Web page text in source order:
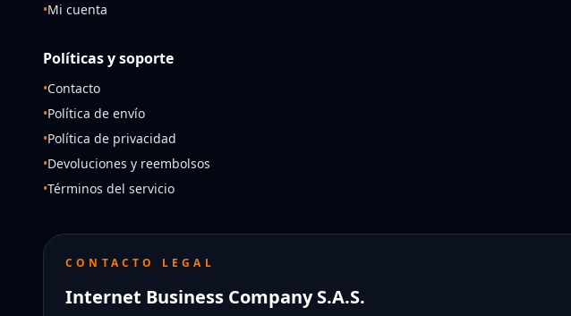
•Mi cuenta
Políticas y soporte
•Contacto
•Política de envío
•Política de privacidad
•Devoluciones y reembolsos
•Términos del servicio
CONTACTO LEGAL
Internet Business Company S.A.S.